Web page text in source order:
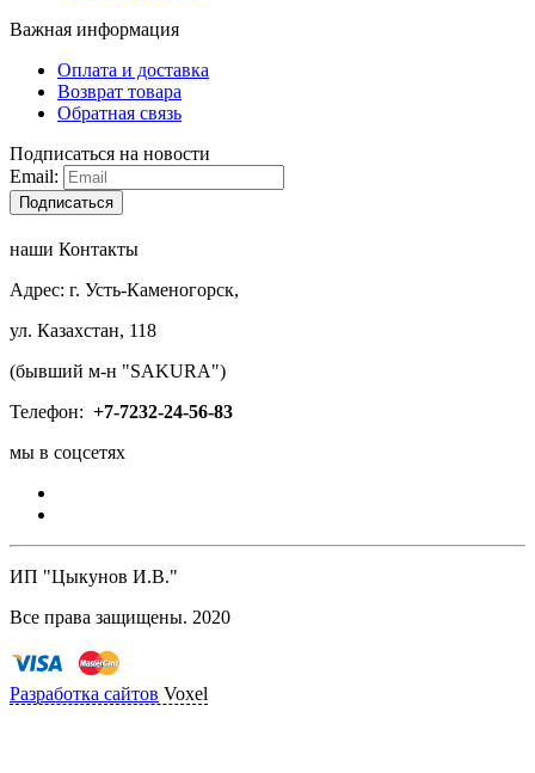
Важная информация
Оплата и доставка
Возврат товара
Обратная связь
Подписаться на новости
Email:
Подписаться
наши Контакты
Адрес: г. Усть-Каменогорск,
ул. Казахстан, 118
(бывший м-н "SAKURA")
Телефон: +7-7232-24-56-83
мы в соцсетях
ИП "Цыкунов И.В."
Все права защищены. 2020
Разработка сайтов Voxel